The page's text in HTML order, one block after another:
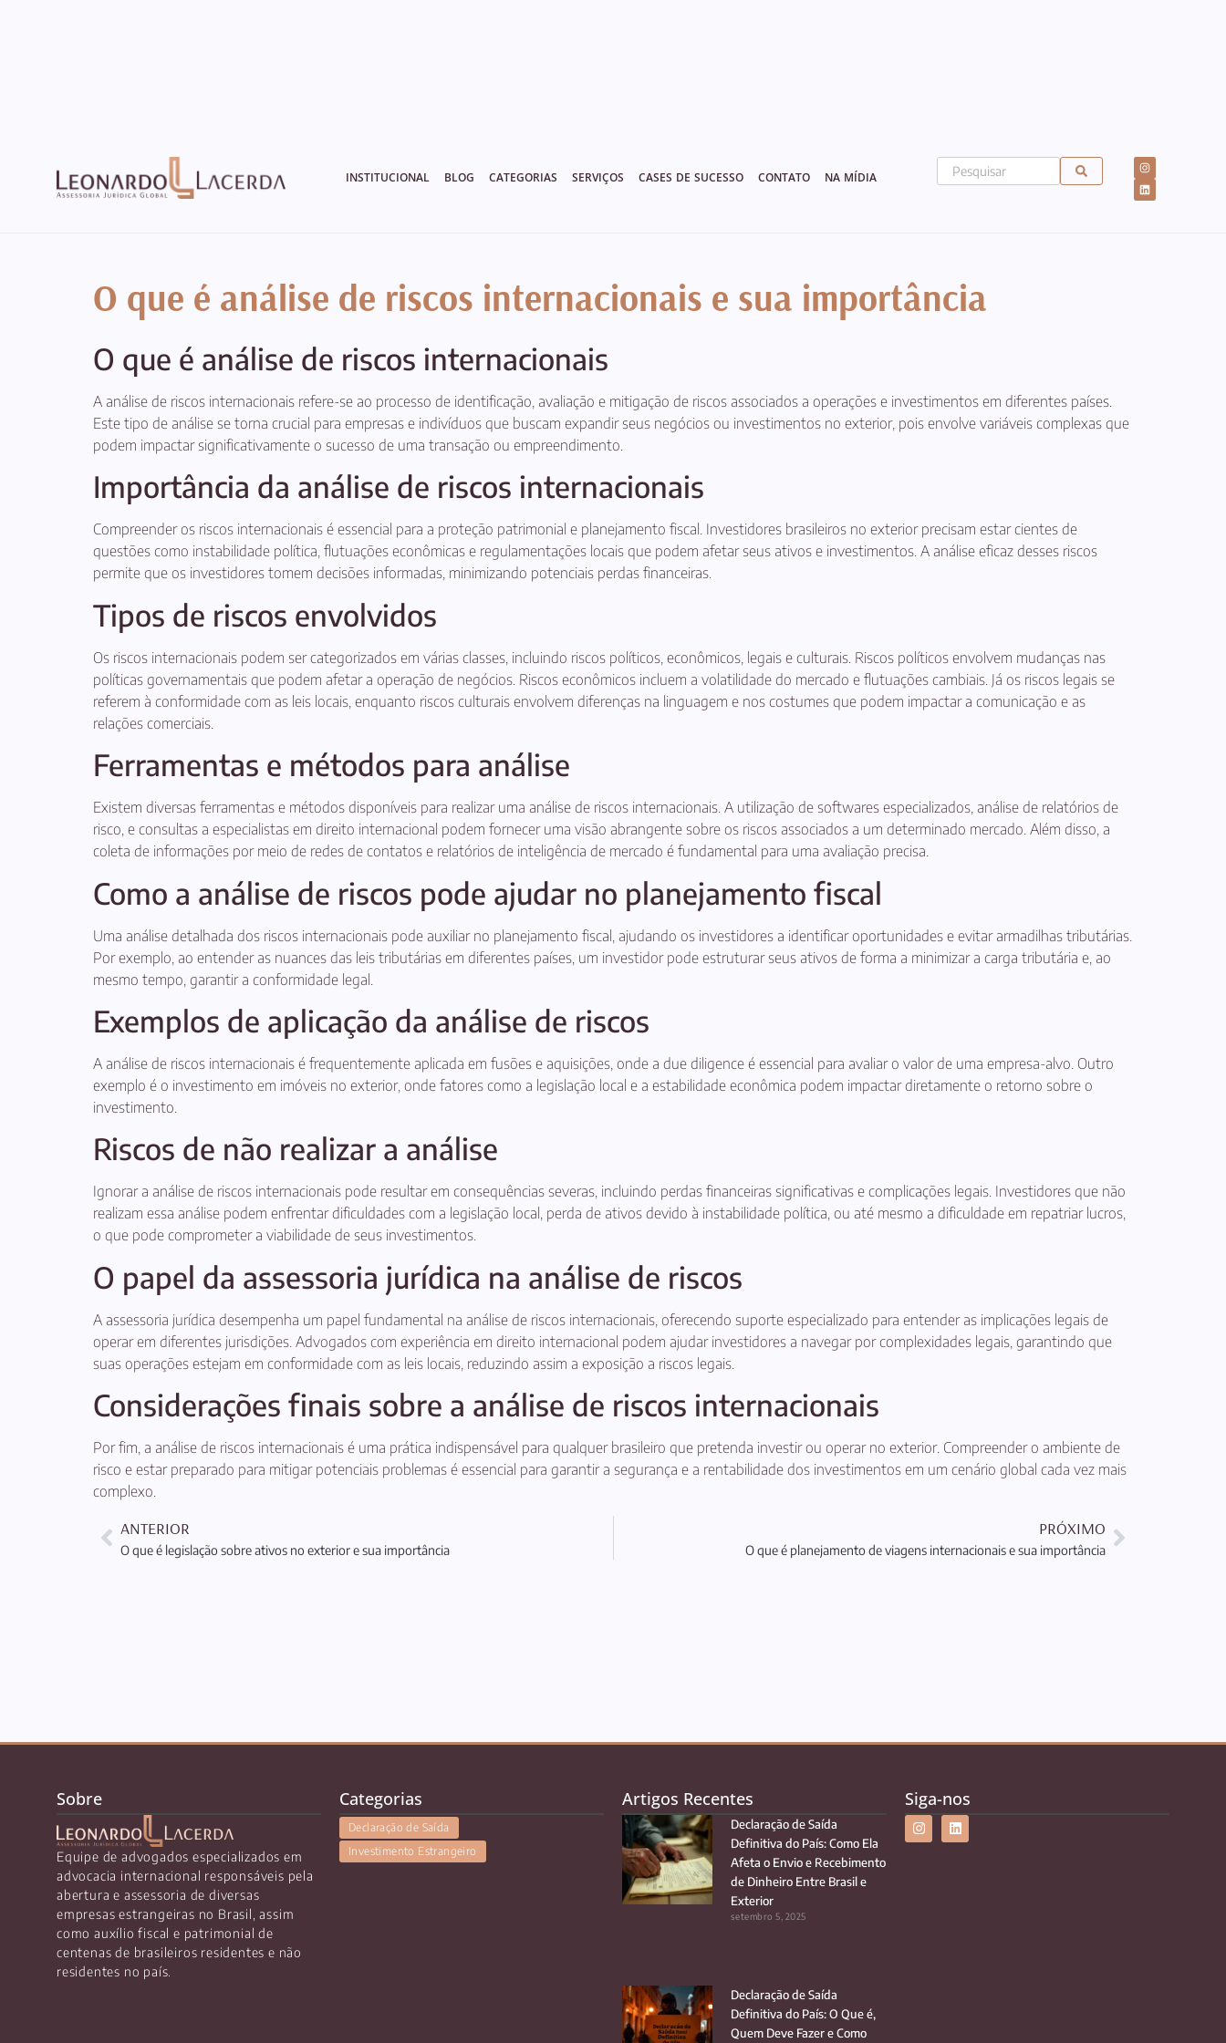
INSTITUCIONAL BLOG CATEGORIAS SERVIÇOS CASES DE SUCESSO CONTATO NA MÍDIA
O que é análise de riscos internacionais e sua importância
O que é análise de riscos internacionais
A análise de riscos internacionais refere-se ao processo de identificação, avaliação e mitigação de riscos associados a operações e investimentos em diferentes países.
Este tipo de análise se torna crucial para empresas e indivíduos que buscam expandir seus negócios ou investimentos no exterior, pois envolve variáveis complexas que
podem impactar significativamente o sucesso de uma transação ou empreendimento.
Importância da análise de riscos internacionais
Compreender os riscos internacionais é essencial para a proteção patrimonial e planejamento fiscal. Investidores brasileiros no exterior precisam estar cientes de
questões como instabilidade política, flutuações econômicas e regulamentações locais que podem afetar seus ativos e investimentos. A análise eficaz desses riscos
permite que os investidores tomem decisões informadas, minimizando potenciais perdas financeiras.
Tipos de riscos envolvidos
Os riscos internacionais podem ser categorizados em várias classes, incluindo riscos políticos, econômicos, legais e culturais. Riscos políticos envolvem mudanças nas
políticas governamentais que podem afetar a operação de negócios. Riscos econômicos incluem a volatilidade do mercado e flutuações cambiais. Já os riscos legais se
referem à conformidade com as leis locais, enquanto riscos culturais envolvem diferenças na linguagem e nos costumes que podem impactar a comunicação e as
relações comerciais.
Ferramentas e métodos para análise
Existem diversas ferramentas e métodos disponíveis para realizar uma análise de riscos internacionais. A utilização de softwares especializados, análise de relatórios de
risco, e consultas a especialistas em direito internacional podem fornecer uma visão abrangente sobre os riscos associados a um determinado mercado. Além disso, a
coleta de informações por meio de redes de contatos e relatórios de inteligência de mercado é fundamental para uma avaliação precisa.
Como a análise de riscos pode ajudar no planejamento fiscal
Uma análise detalhada dos riscos internacionais pode auxiliar no planejamento fiscal, ajudando os investidores a identificar oportunidades e evitar armadilhas tributárias.
Por exemplo, ao entender as nuances das leis tributárias em diferentes países, um investidor pode estruturar seus ativos de forma a minimizar a carga tributária e, ao
mesmo tempo, garantir a conformidade legal.
Exemplos de aplicação da análise de riscos
A análise de riscos internacionais é frequentemente aplicada em fusões e aquisições, onde a due diligence é essencial para avaliar o valor de uma empresa-alvo. Outro
exemplo é o investimento em imóveis no exterior, onde fatores como a legislação local e a estabilidade econômica podem impactar diretamente o retorno sobre o
investimento.
Riscos de não realizar a análise
Ignorar a análise de riscos internacionais pode resultar em consequências severas, incluindo perdas financeiras significativas e complicações legais. Investidores que não
realizam essa análise podem enfrentar dificuldades com a legislação local, perda de ativos devido à instabilidade política, ou até mesmo a dificuldade em repatriar lucros,
o que pode comprometer a viabilidade de seus investimentos.
O papel da assessoria jurídica na análise de riscos
A assessoria jurídica desempenha um papel fundamental na análise de riscos internacionais, oferecendo suporte especializado para entender as implicações legais de
operar em diferentes jurisdições. Advogados com experiência em direito internacional podem ajudar investidores a navegar por complexidades legais, garantindo que
suas operações estejam em conformidade com as leis locais, reduzindo assim a exposição a riscos legais.
Considerações finais sobre a análise de riscos internacionais
Por fim, a análise de riscos internacionais é uma prática indispensável para qualquer brasileiro que pretenda investir ou operar no exterior. Compreender o ambiente de
risco e estar preparado para mitigar potenciais problemas é essencial para garantir a segurança e a rentabilidade dos investimentos em um cenário global cada vez mais
complexo.
ANTERIOR
O que é legislação sobre ativos no exterior e sua importância
PRÓXIMO
O que é planejamento de viagens internacionais e sua importância
Sobre
Equipe de advogados especializados em
advocacia internacional responsáveis pela
abertura e assessoria de diversas
empresas estrangeiras no Brasil, assim
como auxílio fiscal e patrimonial de
centenas de brasileiros residentes e não
residentes no país.
Categorias
Declaração de Saída
Investimento Estrangeiro
Artigos Recentes
Declaração de Saída
Definitiva do País: Como Ela
Afeta o Envio e Recebimento
de Dinheiro Entre Brasil e
Exterior
setembro 5, 2025
Declaração de Saída
Definitiva do País: O Que é,
Quem Deve Fazer e Como
Siga-nos